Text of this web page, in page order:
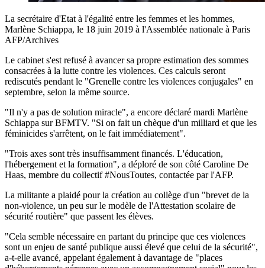
La secrétaire d'Etat à l'égalité entre les femmes et les hommes,
Marlène Schiappa, le 18 juin 2019 à l'Assemblée nationale à Paris
AFP/Archives
Le cabinet s'est refusé à avancer sa propre estimation des sommes
consacrées à la lutte contre les violences. Ces calculs seront
rediscutés pendant le "Grenelle contre les violences conjugales" en
septembre, selon la même source.
"Il n'y a pas de solution miracle", a encore déclaré mardi Marlène
Schiappa sur BFMTV. "Si on fait un chèque d'un milliard et que les
féminicides s'arrêtent, on le fait immédiatement".
"Trois axes sont très insuffisamment financés. L'éducation,
l'hébergement et la formation", a déploré de son côté Caroline De
Haas, membre du collectif #NousToutes, contactée par l'AFP.
La militante a plaidé pour la création au collège d'un "brevet de la
non-violence, un peu sur le modèle de l'Attestation scolaire de
sécurité routière" que passent les élèves.
"Cela semble nécessaire en partant du principe que ces violences
sont un enjeu de santé publique aussi élevé que celui de la sécurité",
a-t-elle avancé, appelant également à davantage de "places